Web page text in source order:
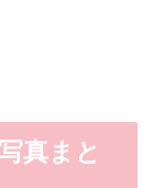
真まと